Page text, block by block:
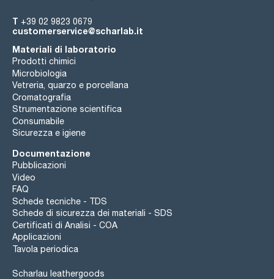
T +39 02 9823 0679
customerservice@scharlab.it
Materiali di laboratorio
Prodotti chimici
Microbiologia
Vetreria, quarzo e porcellana
Cromatografia
Strumentazione scientifica
Consumabile
Sicurezza e igiene
Documentazione
Pubblicazioni
Video
FAQ
Schede tecniche - TDS
Schede di sicurezza dei materiali - SDS
Certificati di Analisi - COA
Applicazioni
Tavola periodica
Scharlau leathergoods